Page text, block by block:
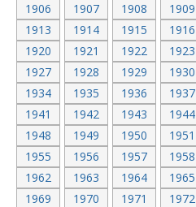
1906
1907 1908 1909
1913
1914 1915 1916
1920
1921 1922 1923
1927
1928 1929 1930
1934
1935 1936 1937
1941
1942 1943 1944
1948
1949 1950 1951
1955
1956 1957 1958
1962
1963 1964 1965
1969
1970 1971 1972